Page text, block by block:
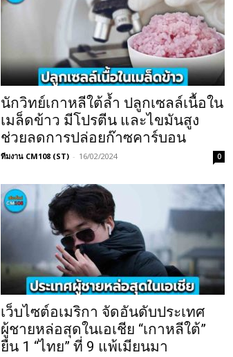
นักวิทย์เกาหลีใต้ล้ำ ปลูกเซลล์เนื้อใน
เมล็ดข้าว มีโปรตีน และไขมันสูง
ช่วยลดการปล่อยก๊าซคาร์บอน
ทีมงาน CM108 (ST) - 16/02/2024 0
เว็บไซต์อเมริกา จัดอันดับประเทศ
ผู้ชายหล่อสุดในเอเชีย “เกาหลีใต้”
ยืน 1 “ไทย” ที่ 9 แพ้เมียนมา